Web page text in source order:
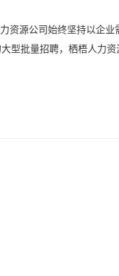
源公司始终坚持以企
型批量招聘，栖梧人力